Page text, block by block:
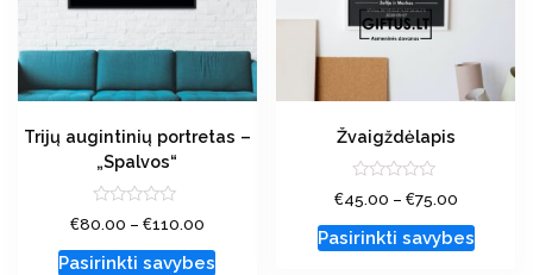
Trijų augintinių portretas –
„Spalvos“
Įvertinimas:
0
iš
5
€80.00 – €110.00
Pasirinkti savybes
Žvaigždėlapis
Įvertinimas:
0
iš
5
€45.00 – €75.00
Pasirinkti savybes